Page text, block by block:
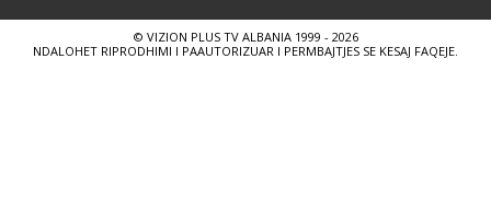
© VIZION PLUS TV ALBANIA 1999 - 2026
NDALOHET RIPRODHIMI I PAAUTORIZUAR I PERMBAJTJES SE KESAJ FAQEJE.